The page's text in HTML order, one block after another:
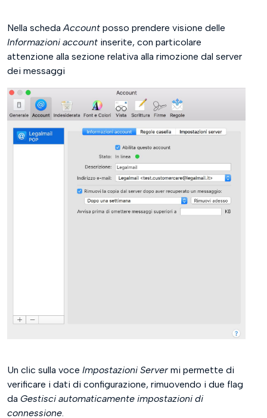
Nella scheda Account posso prendere visione delle
Informazioni account inserite, con particolare
attenzione alla sezione relativa alla rimozione dal server
dei messaggi
Un clic sulla voce Impostazioni Server mi permette di
verificare i dati di configurazione, rimuovendo i due flag
da Gestisci automaticamente impostazioni di
connessione